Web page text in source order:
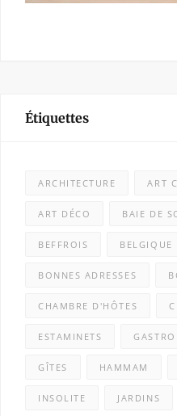
Étiquettes
ARCHITECTURE ART
ART DÉCO BAIE DE
BEFFROIS BELGIQUE
BONNES ADRESSES
CHAMBRE D'HÔTES
ESTAMINETS
GÎTES HAMMAM
INSOLITE JARDINS